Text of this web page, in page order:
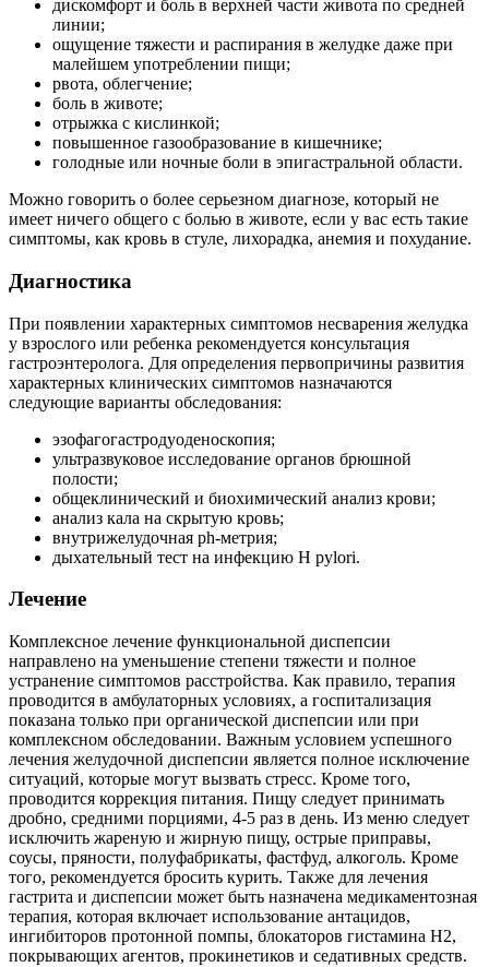
дискомфорт и боль в верхней части живота по средней
линии;
ощущение тяжести и распирания в желудке даже при
малейшем употреблении пищи;
рвота, облегчение;
боль в животе;
отрыжка с кислинкой;
повышенное газообразование в кишечнике;
голодные или ночные боли в эпигастральной области.
Можно говорить о более серьезном диагнозе, который не
имеет ничего общего с болью в животе, если у вас есть такие
симптомы, как кровь в стуле, лихорадка, анемия и похудание.
Диагностика
При появлении характерных симптомов несварения желудка
у взрослого или ребенка рекомендуется консультация
гастроэнтеролога. Для определения первопричины развития
характерных клинических симптомов назначаются
следующие варианты обследования:
эзофагогастродуоденоскопия;
ультразвуковое исследование органов брюшной
полости;
общеклинический и биохимический анализ крови;
анализ кала на скрытую кровь;
внутрижелудочная ph-метрия;
дыхательный тест на инфекцию H pylori.
Лечение
Комплексное лечение функциональной диспепсии
направлено на уменьшение степени тяжести и полное
устранение симптомов расстройства. Как правило, терапия
проводится в амбулаторных условиях, а госпитализация
показана только при органической диспепсии или при
комплексном обследовании. Важным условием успешного
лечения желудочной диспепсии является полное исключение
ситуаций, которые могут вызвать стресс. Кроме того,
проводится коррекция питания. Пищу следует принимать
дробно, средними порциями, 4-5 раз в день. Из меню следует
исключить жареную и жирную пищу, острые приправы,
соусы, пряности, полуфабрикаты, фастфуд, алкоголь. Кроме
того, рекомендуется бросить курить. Также для лечения
гастрита и диспепсии может быть назначена медикаментозная
терапия, которая включает использование антацидов,
ингибиторов протонной помпы, блокаторов гистамина Н2,
покрывающих агентов, прокинетиков и седативных средств.